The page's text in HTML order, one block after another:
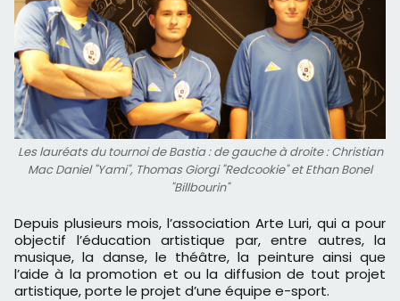
Les lauréats du tournoi de Bastia : de gauche à droite : Christian
Mac Daniel "Yami", Thomas Giorgi "Redcookie" et Ethan Bonel
"Billbourin"
Depuis plusieurs mois, l’association Arte Luri, qui a pour
objectif l’éducation artistique par, entre autres, la
musique, la danse, le théâtre, la peinture ainsi que
l’aide à la promotion et ou la diffusion de tout projet
artistique, porte le projet d’une équipe e-sport.